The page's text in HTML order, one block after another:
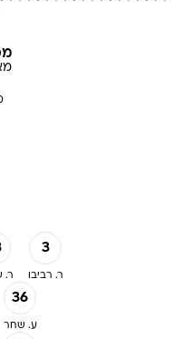
ר.
3
ר. רביבו
36
ע. שחר